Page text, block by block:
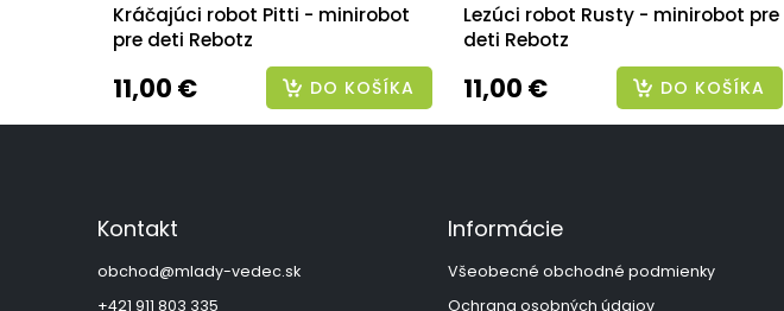
Kráčajúci robot Pitti - minirobot
pre deti Rebotz
11,00 € DO KOŠÍKA
Lezúci robot Rusty - minirobot pre
deti Rebotz
11,00 € DO KOŠÍKA
Kontakt
obchod@mlady-vedec.sk
+421 911 803 335
Informácie
Všeobecné obchodné podmienky
Ochrana osobných údajov